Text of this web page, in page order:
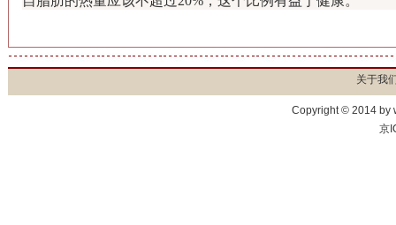
关于我
Copyright © 2014 by
京